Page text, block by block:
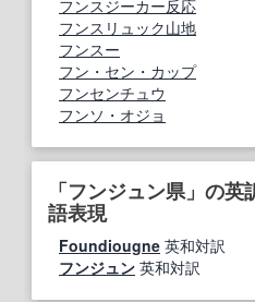
フンスジーカー反応
フンスリュック山地
フンスー
フン・セン・カップ
フンセンチュウ
フンソ・オジョ
「フンジュン県」の
語表現
Foundiougne 英和対訳
フンジュン 英和対訳